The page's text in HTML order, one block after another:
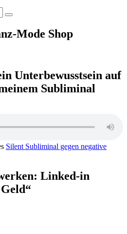
Suchen
Mode Shop
Unterbewusstsein auf
Subliminal
Silent Subliminal gegen negative
Linked-in